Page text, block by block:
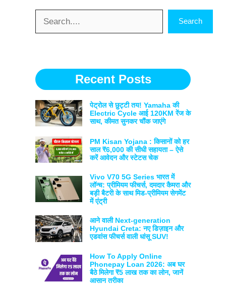
Search
Recent Posts
पेट्रोल से छुट्टी तय! Yamaha की
Electric Cycle आई 120KM रेंज के
साथ, कीमत सुनकर चौंक जाएंगे
PM Kisan Yojana : किसानों को हर
साल ₹6,000 की सीधी सहायता – ऐसे
करें आवेदन और स्टेटस चेक
Vivo V70 5G Series भारत में
लॉन्च: प्रीमियम फीचर्स, दमदार कैमरा और
बड़ी बैटरी के साथ मिड-प्रीमियम सेगमेंट
में एंट्री
आने वाली Next-generation
Hyundai Creta: नए डिज़ाइन और
एडवांस फीचर्स वाली धांसू SUV!
How To Apply Online
Phonepay Loan 2026: अब घर
बैठे मिलेगा ₹5 लाख तक का लोन, जानें
आसान तरीका